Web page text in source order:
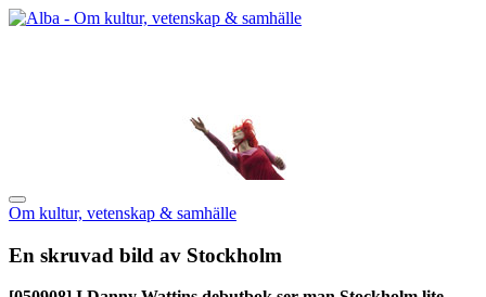
Om kultur, vetenskap & samhälle
En skruvad bild av Stockholm